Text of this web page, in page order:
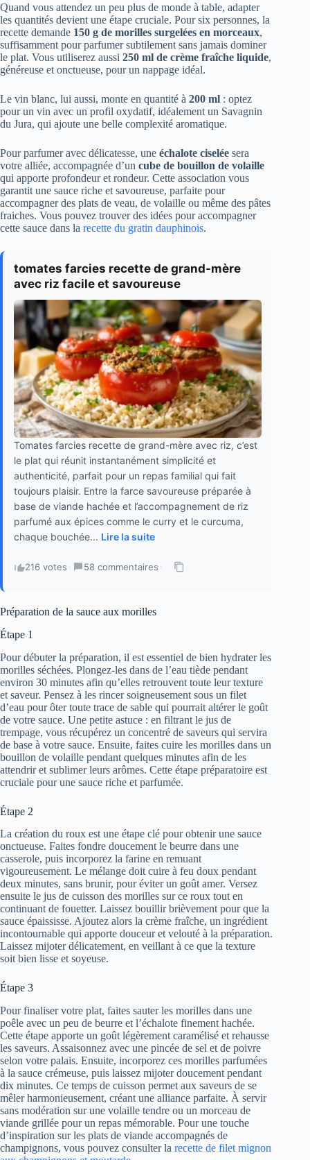
Quand vous attendez un peu plus de monde à table, adapter
les quantités devient une étape cruciale. Pour six personnes, la
recette demande 150 g de morilles surgelées en morceaux,
suffisamment pour parfumer subtilement sans jamais dominer
le plat. Vous utiliserez aussi 250 ml de crème fraîche liquide,
généreuse et onctueuse, pour un nappage idéal.
Le vin blanc, lui aussi, monte en quantité à 200 ml : optez
pour un vin avec un profil oxydatif, idéalement un Savagnin
du Jura, qui ajoute une belle complexité aromatique.
Pour parfumer avec délicatesse, une échalote ciselée sera
votre alliée, accompagnée d’un cube de bouillon de volaille
qui apporte profondeur et rondeur. Cette association vous
garantit une sauce riche et savoureuse, parfaite pour
accompagner des plats de veau, de volaille ou même des pâtes
fraiches. Vous pouvez trouver des idées pour accompagner
cette sauce dans la recette du gratin dauphinois.
tomates farcies recette de grand-mère
avec riz facile et savoureuse
Tomates farcies recette de grand-mère avec riz, c’est
le plat qui réunit instantanément simplicité et
authenticité, parfait pour un repas familial qui fait
toujours plaisir. Entre la farce savoureuse préparée à
base de viande hachée et l’accompagnement de riz
parfumé aux épices comme le curry et le curcuma,
chaque bouchée... Lire la suite
216 votes · 58 commentaires ·
Préparation de la sauce aux morilles
Étape 1
Pour débuter la préparation, il est essentiel de bien hydrater les
morilles séchées. Plongez-les dans de l’eau tiède pendant
environ 30 minutes afin qu’elles retrouvent toute leur texture
et saveur. Pensez à les rincer soigneusement sous un filet
d’eau pour ôter toute trace de sable qui pourrait altérer le goût
de votre sauce. Une petite astuce : en filtrant le jus de
trempage, vous récupérez un concentré de saveurs qui servira
de base à votre sauce. Ensuite, faites cuire les morilles dans un
bouillon de volaille pendant quelques minutes afin de les
attendrir et sublimer leurs arômes. Cette étape préparatoire est
cruciale pour une sauce riche et parfumée.
Étape 2
La création du roux est une étape clé pour obtenir une sauce
onctueuse. Faites fondre doucement le beurre dans une
casserole, puis incorporez la farine en remuant
vigoureusement. Le mélange doit cuire à feu doux pendant
deux minutes, sans brunir, pour éviter un goût amer. Versez
ensuite le jus de cuisson des morilles sur ce roux tout en
continuant de fouetter. Laissez bouillir brièvement pour que la
sauce épaississe. Ajoutez alors la crème fraîche, un ingrédient
incontournable qui apporte douceur et velouté à la préparation.
Laissez mijoter délicatement, en veillant à ce que la texture
soit bien lisse et soyeuse.
Étape 3
Pour finaliser votre plat, faites sauter les morilles dans une
poêle avec un peu de beurre et l’échalote finement hachée.
Cette étape apporte un goût légèrement caramélisé et rehausse
les saveurs. Assaisonnez avec une pincée de sel et de poivre
selon votre palais. Ensuite, incorporez ces morilles parfumées
à la sauce crémeuse, puis laissez mijoter doucement pendant
dix minutes. Ce temps de cuisson permet aux saveurs de se
mêler harmonieusement, créant une alliance parfaite. À servir
sans modération sur une volaille tendre ou un morceau de
viande grillée pour un repas mémorable. Pour une touche
d’inspiration sur les plats de viande accompagnés de
champignons, vous pouvez consulter la recette de filet mignon